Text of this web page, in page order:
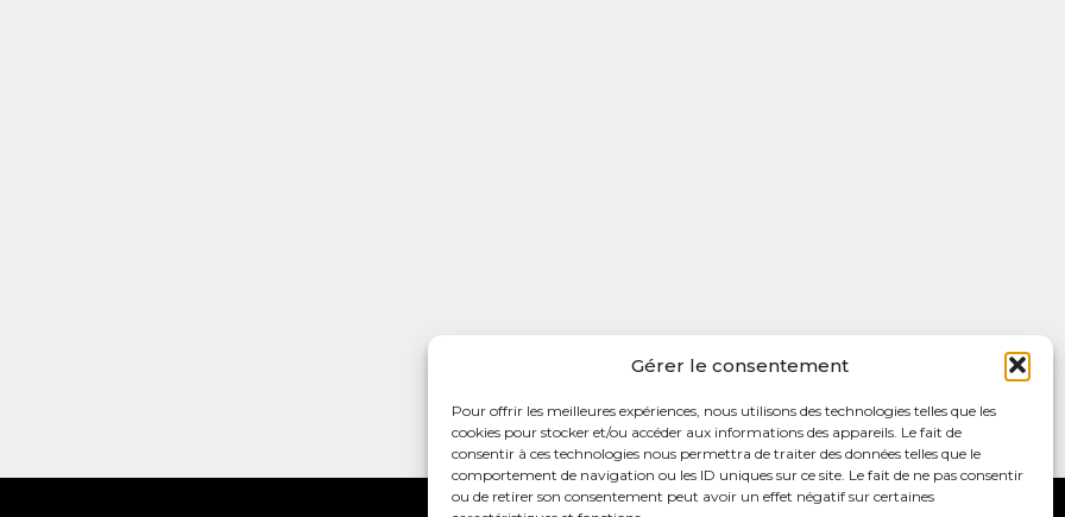
Gérer le consentement
Pour offrir les meilleures expériences, nous utilisons des technologies telles que les
cookies pour stocker et/ou accéder aux informations des appareils. Le fait de
consentir à ces technologies nous permettra de traiter des données telles que le
comportement de navigation ou les ID uniques sur ce site. Le fait de ne pas consentir
ou de retirer son consentement peut avoir un effet négatif sur certaines